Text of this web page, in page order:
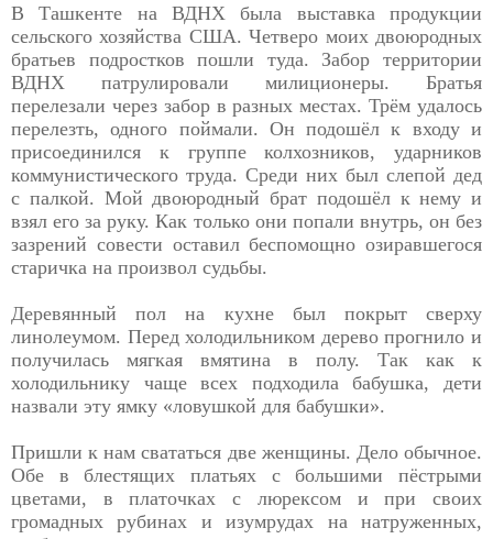
В Ташкенте на ВДНХ была выставка продукции
сельского хозяйства США. Четверо моих двоюродных
братьев подростков пошли туда. Забор территории
ВДНХ патрулировали милиционеры. Братья
перелезали через забор в разных местах. Трём удалось
перелезть, одного поймали. Он подошёл к входу и
присоединился к группе колхозников, ударников
коммунистического труда. Среди них был слепой дед
с палкой. Мой двоюродный брат подошёл к нему и
взял его за руку. Как только они попали внутрь, он без
зазрений совести оставил беспомощно озиравшегося
старичка на произвол судьбы.
Деревянный пол на кухне был покрыт сверху
линолеумом. Перед холодильником дерево прогнило и
получилась мягкая вмятина в полу. Так как к
холодильнику чаще всех подходила бабушка, дети
назвали эту ямку «ловушкой для бабушки».
Пришли к нам свататься две женщины. Дело обычное.
Обе в блестящих платьях с большими пёстрыми
цветами, в платочках с люрексом и при своих
громадных рубинах и изумрудах на натруженных,